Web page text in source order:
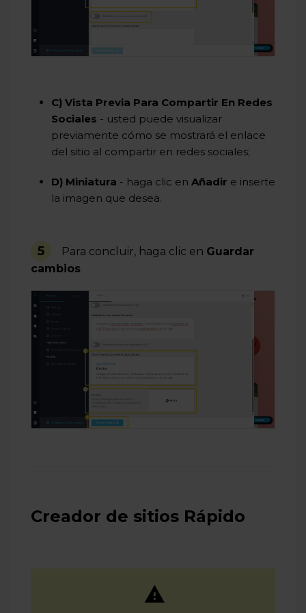
C) Vista Previa Para Compartir En Redes
Sociales - usted puede visualizar
previamente cómo se mostrará el enlace
del sitio al compartir en redes sociales;
D) Miniatura - haga clic en Añadir e inserte
la imagen que desea.
5 Para concluir, haga clic en Guardar
cambios
Creador de sitios Rápido